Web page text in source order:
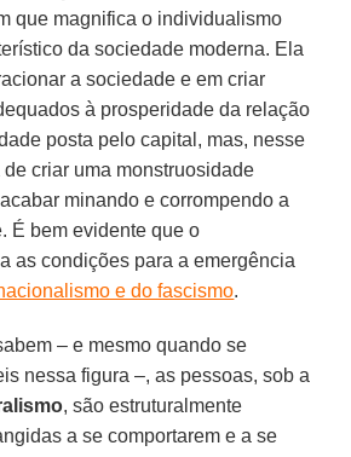
que magnifica o individualismo
da sociedade moderna. Ela
a sociedade e em criar
à prosperidade da relação
posta pelo capital, mas, nesse
criar uma monstruosidade
minando e corrompendo a
É bem evidente que o
as condições para a emergência
e do fascismo.
– e mesmo quando se
nessa figura –, as pessoas, sob a
, são estruturalmente
a se comportarem e a se